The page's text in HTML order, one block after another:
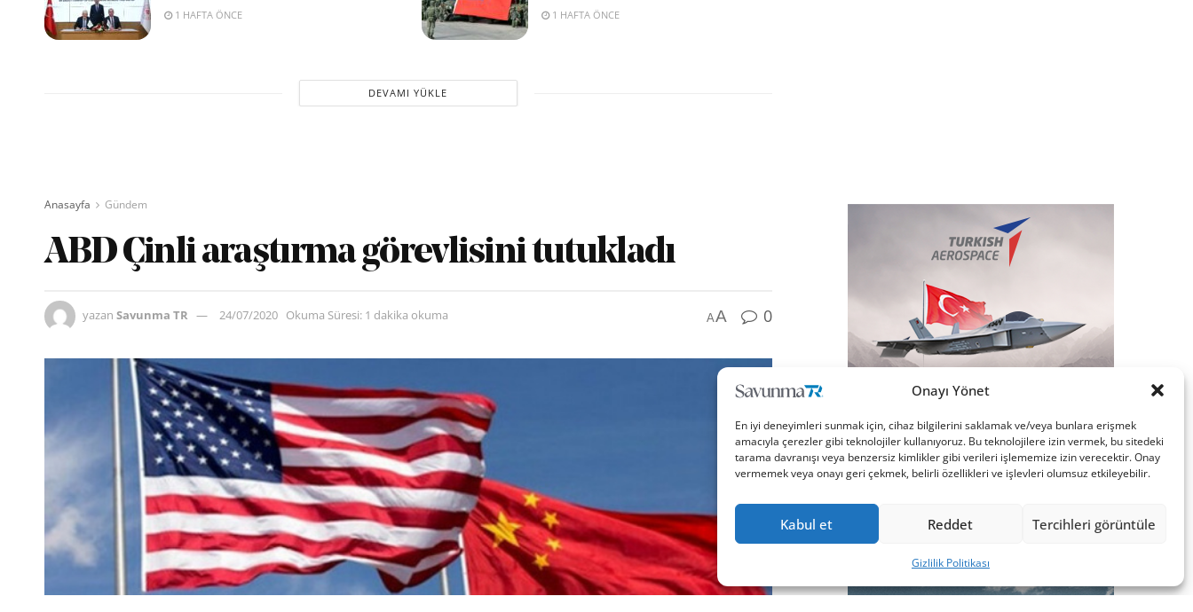
Onayı Yönet
En iyi deneyimleri sunmak için, cihaz bilgilerini saklamak ve/veya bunlara erişmek
amacıyla çerezler gibi teknolojiler kullanıyoruz. Bu teknolojilere izin vermek, bu sitedeki
tarama davranışı veya benzersiz kimlikler gibi verileri işlememize izin verecektir. Onay
vermemek veya onayı geri çekmek, belirli özellikleri ve işlevleri olumsuz etkileyebilir.
Kabul et Reddet Tercihleri görüntüle
Gizlilik Politikası
1 HAFTA ÖNCE
1 HAFTA ÖNCE
DEVAMI YÜKLE
Anasayfa Gündem
ABD Çinli araştırma görevlisini tutukladı
yazan Savunma TR 24/07/2020 Okuma Süresi: 1 dakika okuma AA 0